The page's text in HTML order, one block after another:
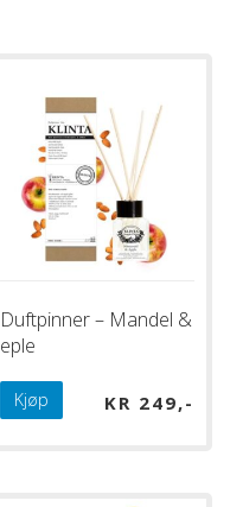
Duftpinner – Mandel &
eple
KR 249
Kjøp